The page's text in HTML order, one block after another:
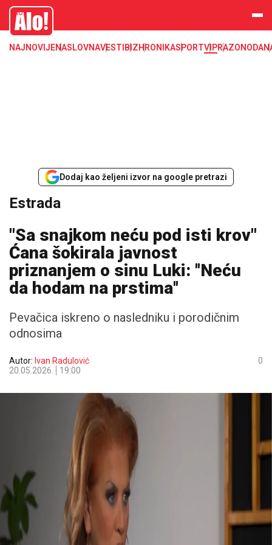
Estrada, poznati, VIP
Alo
NAJNOVIJENASLOVNAVESTI BIZHRONIKASPORTVIPRAZONODA
Dodaj kao željeni izvor na google pretrazi
Estrada
"Sa snajkom neću pod isti krov"
Ćana šokirala javnost
priznanjem o sinu Luki: ''Neću
da hodam na prstima''
Pevačica iskreno o nasledniku i porodičnim
odnosima
Autor: Ivan Radulović
20.05.2026.
19:00
0